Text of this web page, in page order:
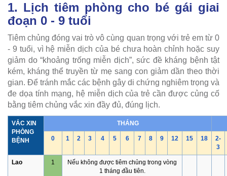
1. Lịch tiêm phòng cho bé gái giai
đoạn 0 - 9 tuổi
Tiêm chủng đóng vai trò vô cùng quan trọng với trẻ em từ 0
- 9 tuổi, vì hệ miễn dịch của bé chưa hoàn chỉnh hoặc suy
giảm do “khoảng trống miễn dịch”, sức đề kháng bệnh tật
kém, kháng thể truyền từ mẹ sang con giảm dần theo thời
gian. Để tránh mắc các bệnh gây di chứng nghiêm trọng và
đe dọa tính mạng, hệ miễn dịch của trẻ cần được củng cố
bằng tiêm chủng vắc xin đầy đủ, đúng lịch.
VẮC XIN
PHÒNG
BỆNH
THÁNG
0 1 2 3 4 5 6 7 8 9 12 15 18
2-
3
Lao 1
Nếu không được tiêm chủng trong vòng
1 tháng đầu tiên.